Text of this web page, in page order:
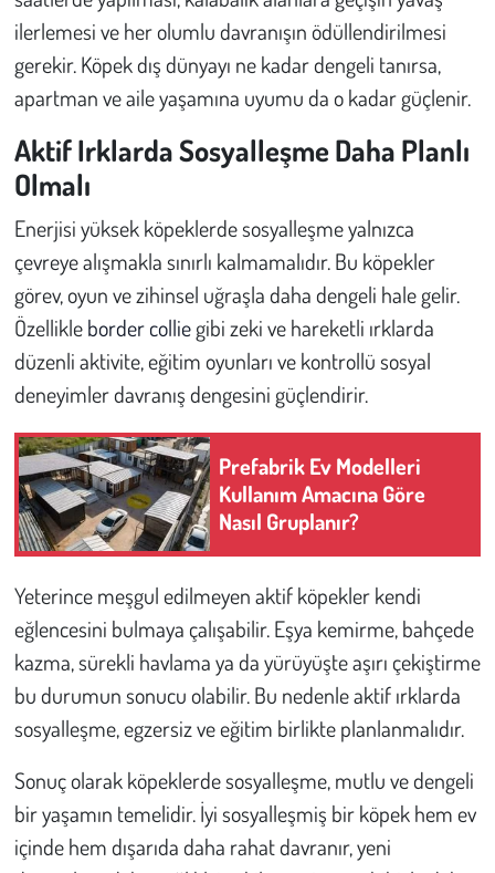
ilerlemesi ve her olumlu davranışın ödüllendirilmesi
gerekir. Köpek dış dünyayı ne kadar dengeli tanırsa,
apartman ve aile yaşamına uyumu da o kadar güçlenir.
Aktif Irklarda Sosyalleşme Daha Planlı
Olmalı
Enerjisi yüksek köpeklerde sosyalleşme yalnızca
çevreye alışmakla sınırlı kalmamalıdır. Bu köpekler
görev, oyun ve zihinsel uğraşla daha dengeli hale gelir.
Özellikleborder colliegibi zeki ve hareketli ırklarda
düzenli aktivite, eğitim oyunları ve kontrollü sosyal
deneyimler davranış dengesini güçlendirir.
Prefabrik Ev Modelleri
Kullanım Amacına Göre
Nasıl Gruplanır?
Yeterince meşgul edilmeyen aktif köpekler kendi
eğlencesini bulmaya çalışabilir. Eşya kemirme, bahçede
kazma, sürekli havlama ya da yürüyüşte aşırı çekiştirme
bu durumun sonucu olabilir. Bu nedenle aktif ırklarda
sosyalleşme, egzersiz ve eğitim birlikte planlanmalıdır.
Sonuç olarak köpeklerde sosyalleşme, mutlu ve dengeli
bir yaşamın temelidir. İyi sosyalleşmiş bir köpek hem ev
içinde hem dışarıda daha rahat davranır, yeni